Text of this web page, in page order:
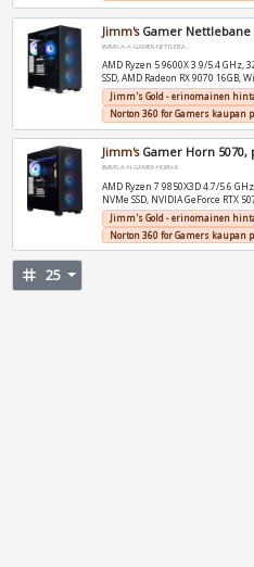
Jimm'sGamer Nettlebane
JIMMS-A-A-GAMER-NETTLEBANE
AMD Ryzen 5 9600X 3.9/5.4 GHz,
SSD, AMD Radeon RX 9070 16GB,
Jimm's Gold - erinomainen
Norton 360 for Gamers kaupan
Jimm'sGamer Horn
JIMMS-A-N-GAMER-HORN-R
AMD Ryzen 7 9850X3D 4.7/5.6
NVMe SSD, NVIDIA GeForce RTX
Jimm's Gold - erinomainen
Norton 360 for Gamers kaupan
tag 25